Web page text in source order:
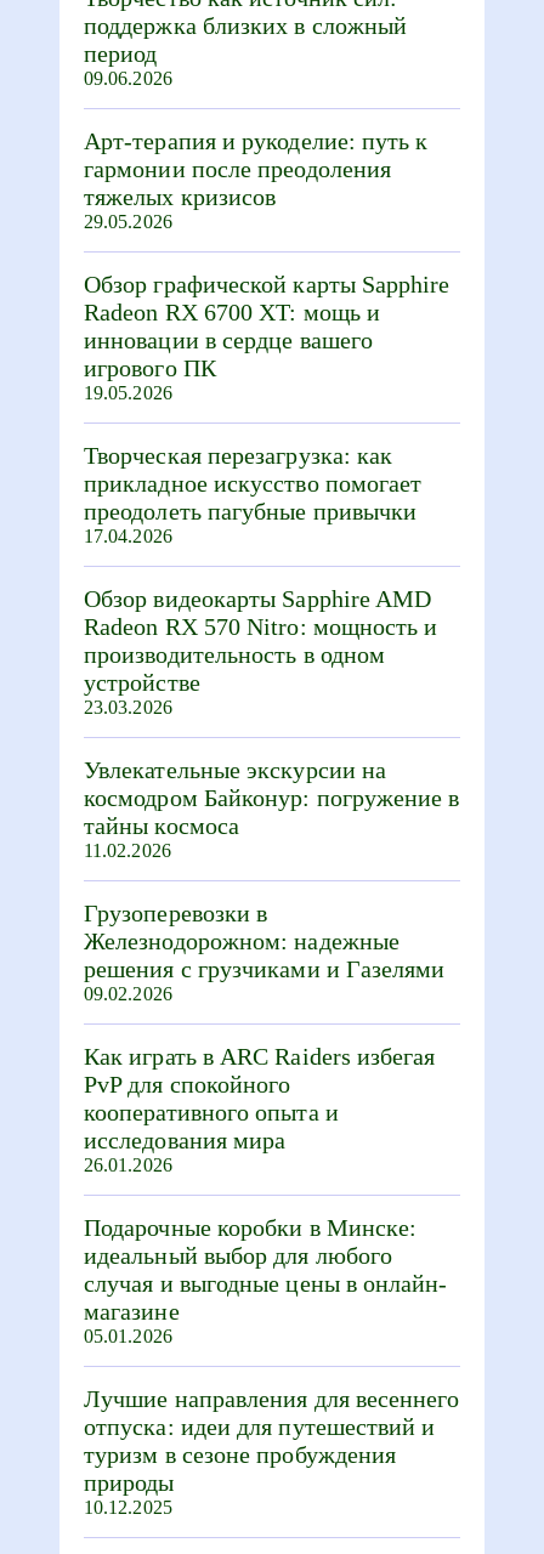
поддержка близких в сложный
период
09.06.2026
Арт-терапия и рукоделие: путь к
гармонии после преодоления
тяжелых кризисов
29.05.2026
Обзор графической карты Sapphire
Radeon RX 6700 XT: мощь и
инновации в сердце вашего
игрового ПК
19.05.2026
Творческая перезагрузка: как
прикладное искусство помогает
преодолеть пагубные привычки
17.04.2026
Обзор видеокарты Sapphire AMD
Radeon RX 570 Nitro: мощность и
производительность в одном
устройстве
23.03.2026
Увлекательные экскурсии на
космодром Байконур: погружение в
тайны космоса
11.02.2026
Грузоперевозки в
Железнодорожном: надежные
решения с грузчиками и Газелями
09.02.2026
Как играть в ARC Raiders избегая
PvP для спокойного
кооперативного опыта и
исследования мира
26.01.2026
Подарочные коробки в Минске:
идеальный выбор для любого
случая и выгодные цены в онлайн-
магазине
05.01.2026
Лучшие направления для весеннего
отпуска: идеи для путешествий и
туризм в сезоне пробуждения
природы
10.12.2025